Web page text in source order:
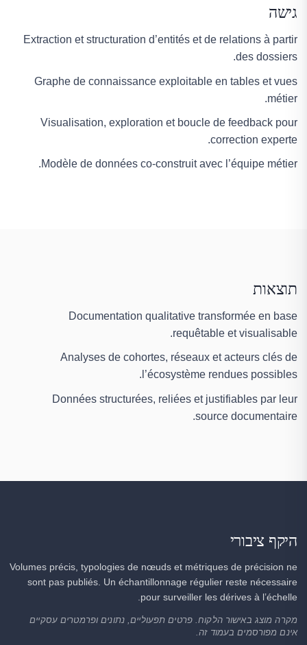
גישה
Extraction et structuration d’entités et de relations à partir
des dossiers.
Graphe de connaissance exploitable en tables et vues
métier.
Visualisation, exploration et boucle de feedback pour
correction experte.
Modèle de données co-construit avec l’équipe métier.
תוצאות
Documentation qualitative transformée en base
requêtable et visualisable.
Analyses de cohortes, réseaux et acteurs clés de
l’écosystème rendues possibles.
Données structurées, reliées et justifiables par leur
source documentaire.
היקף ציבורי
Volumes précis, typologies de nœuds et métriques de précision ne
sont pas publiés. Un échantillonnage régulier reste nécessaire
pour surveiller les dérives à l’échelle.
מקרה מוצג באישור הלקוח. פרטים תפעוליים, נתונים ופרמטרים עסקיים
אינם מפורסמים בעמוד זה.